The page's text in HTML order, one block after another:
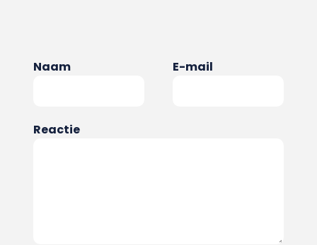
Naam E-mail
Reactie